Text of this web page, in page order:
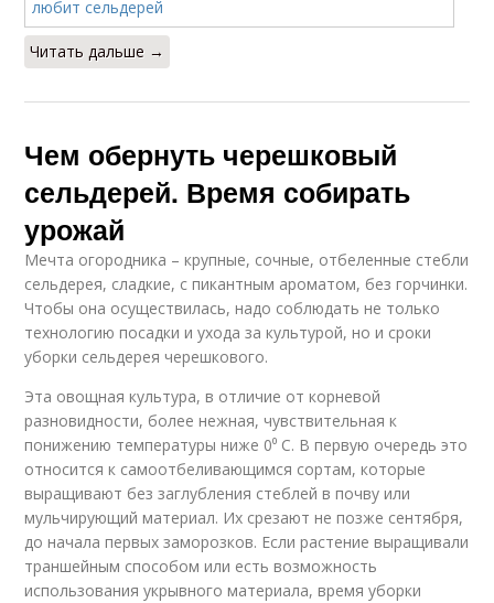
Читать дальше →
Чем обернуть черешковый
сельдерей. Время собирать
урожай
Мечта огородника – крупные, сочные, отбеленные стебли
сельдерея, сладкие, с пикантным ароматом, без горчинки.
Чтобы она осуществилась, надо соблюдать не только
технологию посадки и ухода за культурой, но и сроки
уборки сельдерея черешкового.
Эта овощная культура, в отличие от корневой
разновидности, более нежная, чувствительная к
понижению температуры ниже 0⁰ С. В первую очередь это
относится к самоотбеливающимся сортам, которые
выращивают без заглубления стеблей в почву или
мульчирующий материал. Их срезают не позже сентября,
до начала первых заморозков. Если растение выращивали
траншейным способом или есть возможность
использования укрывного материала, время уборки